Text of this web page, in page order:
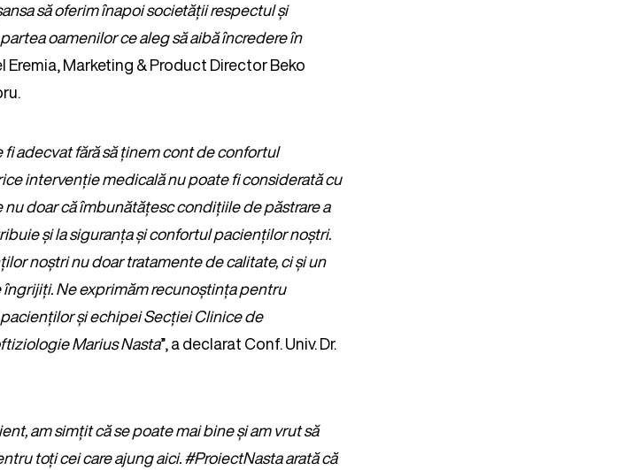
să oferim înapoi societății respectul și
oamenilor ce aleg să aibă încredere în
Eremia, Marketing & Product Director Beko
adecvat fără să ținem cont de confortul
intervenție medicală nu poate fi considerată cu
doar că îmbunătățesc condițiile de păstrare a
și la siguranța și confortul pacienților noștri.
noștri nu doar tratamente de calitate, ci și un
Ne exprimăm recunoștința pentru
și echipei Secției Clinice de
Marius Nasta”, a declarat Conf. Univ. Dr.
am simțit că se poate mai bine și am vrut să
toți cei care ajung aici. #ProiectNasta arată că